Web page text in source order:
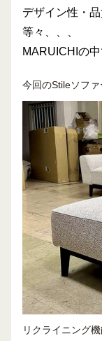
デザイン性・
等々、、、
MARUICHIの
今回のStileソファ
リクライニング